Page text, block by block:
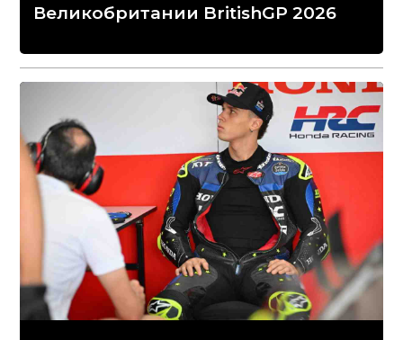
Великобритании BritishGP 2026